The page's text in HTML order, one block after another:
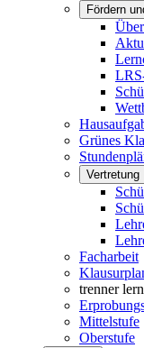
Fördern
Grünes
Vertretung
Facharbeit
trenner
Mittelstufe
Oberstufe